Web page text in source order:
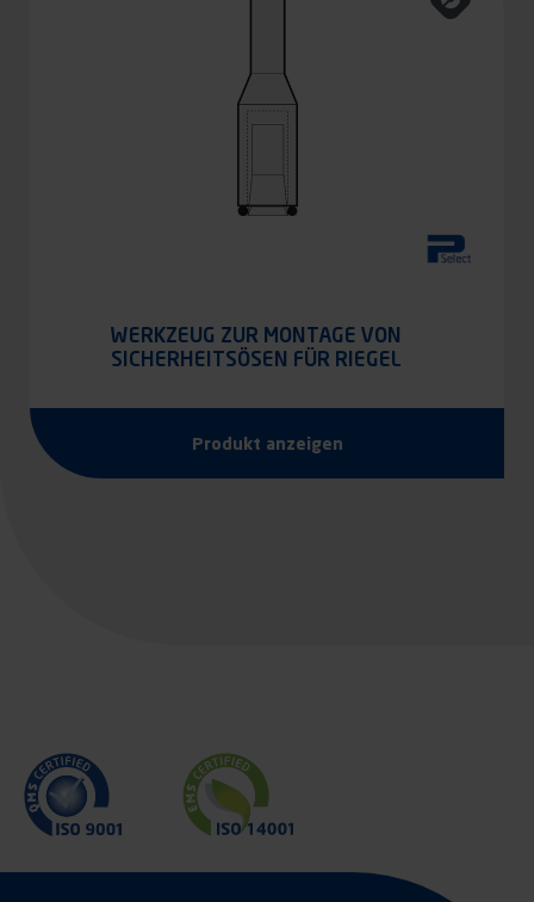
WERKZEUG ZUR MONTAGE VON
SICHERHEITSÖSEN FÜR RIEGEL
Produkt anzeigen